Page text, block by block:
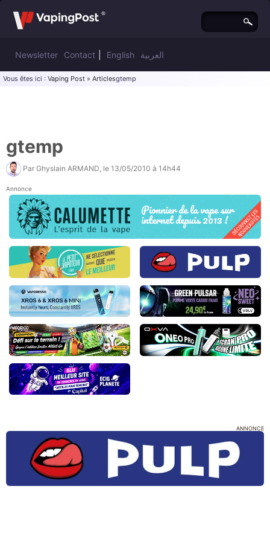
Newsletter Contact English العربية
Vous êtes ici : Vaping Post » Articlesgtemp
gtemp
Par Ghyslain ARMAND , le 13/05/2010 à 14h44
Annonce
ANNONCE